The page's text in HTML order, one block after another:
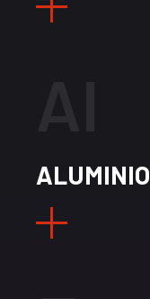
ALUMINIO